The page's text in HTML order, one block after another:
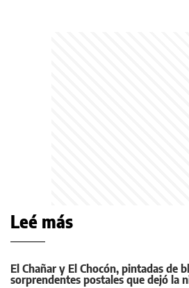
Leé más
El Chañar y El Chocón, pintadas de
sorprendentes postales que dejó la